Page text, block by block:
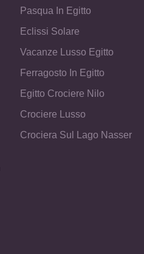
Pasqua In Egitto
Eclissi Solare
Vacanze Lusso Egitto
Ferragosto In Egitto
Egitto Crociere Nilo
Crociere Lusso
Crociera Sul Lago Nasser